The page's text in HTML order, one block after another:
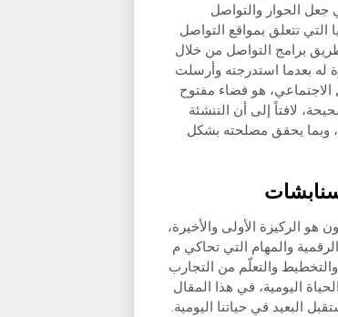
الحوار والتواصل
تتعلق بمواقع التواصل
17 عاماً تعرّض لابتزاز عن طريق برامج التواصل من خلال
بعدما استدرجته وأرسلت
هو فضاء مفتوح
لافتاً إلى أن التنشئة
وبما يحقق مصلحته بشكل
هو الركيزة الأولى والأخيرة،
والمهام التي تحاكي م
والتعلّم من التجارب
اليومية، في هذا المقال
البعيد في حياتنا اليومية.